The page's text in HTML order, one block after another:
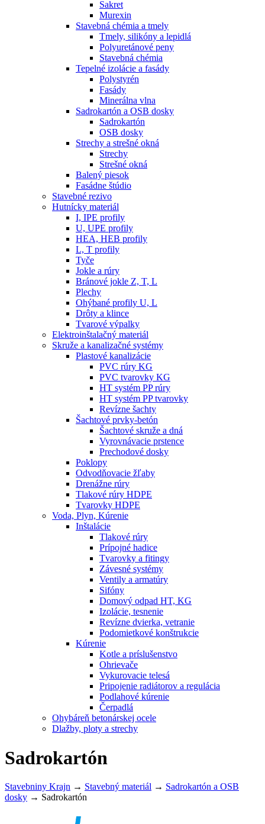
Sakret
Murexin
Stavebná chémia a tmely
Tmely, silikóny a lepidlá
Polyuretánové peny
Stavebná chémia
Tepelné izolácie a fasády
Polystyrén
Fasády
Minerálna vlna
Sadrokartón a OSB dosky
Sadrokartón
OSB dosky
Strechy a strešné okná
Strechy
Strešné okná
Balený piesok
Fasádne štúdio
Stavebné rezivo
Hutnícky materiál
I, IPE profily
U, UPE profily
HEA, HEB profily
L, T profily
Tyče
Jokle a rúry
Bránové jokle Z, T, L
Plechy
Ohýbané profily U, L
Drôty a klince
Tvarové výpalky
Elektroinštalačný materiál
Skruže a kanalizačné systémy
Plastové kanalizácie
PVC rúry KG
PVC tvarovky KG
HT systém PP rúry
HT systém PP tvarovky
Revízne šachty
Šachtové prvky-betón
Šachtové skruže a dná
Vyrovnávacie prstence
Prechodové dosky
Poklopy
Odvodňovacie žľaby
Drenážne rúry
Tlakové rúry HDPE
Tvarovky HDPE
Voda, Plyn, Kúrenie
Inštalácie
Tlakové rúry
Prípojné hadice
Tvarovky a fitingy
Závesné systémy
Ventily a armatúry
Sifóny
Domový odpad HT, KG
Izolácie, tesnenie
Revízne dvierka, vetranie
Podomietkové konštrukcie
Kúrenie
Kotle a príslušenstvo
Ohrievače
Vykurovacie telesá
Pripojenie radiátorov a regulácia
Podlahové kúrenie
Čerpadlá
Ohybáreň betonárskej ocele
Dlažby, ploty a strechy
Sadrokartón
Stavebniny Krajn → Stavebný materiál → Sadrokartón a OSB
dosky → Sadrokartón